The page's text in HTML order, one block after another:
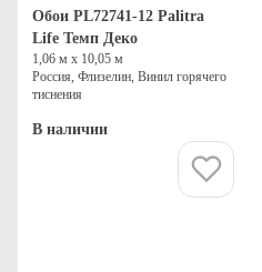
Обои PL72741-12 Palitra
Life Темп Деко
1,06 м х 10,05 м
Россия, Флизелин, Винил горячего
тиснения
В наличии